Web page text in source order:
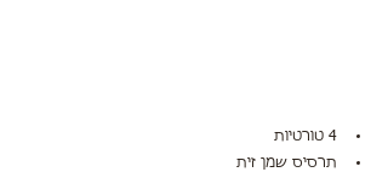
4 טורטיות
תרסיס שמן זית